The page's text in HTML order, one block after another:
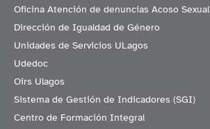
Oficina Atención de denuncias Acoso Sexual
Dirección de Igualdad de Género
Unidades de Servicios ULagos
Udedoc
Oirs Ulagos
Sistema de Gestión de Indicadores (SGI)
Centro de Formación Integral